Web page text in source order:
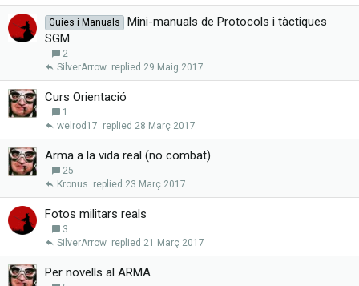
Guies i Manuals
Mini-manuals de Protocols i tàctiques
SGM
2
29 Maig 2017
SilverArrow
Curs Orientació
1
28 Març 2017
welrod17
Arma a la vida real (no combat)
25
23 Març 2017
Kronus
Fotos militars reals
3
21 Març 2017
SilverArrow
Per novells al ARMA